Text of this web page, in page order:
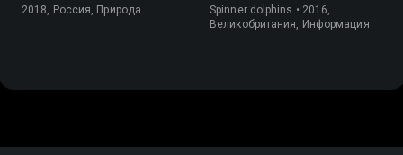
2018, Россия, Природа
Spinner dolphins • 2016,
Великобритания, Информация